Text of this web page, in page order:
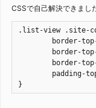
CSSで自己解決できまし
.list-view .site-
}